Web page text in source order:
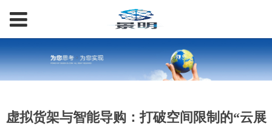
虚拟货架与智能导购：打破空间限制的“云展